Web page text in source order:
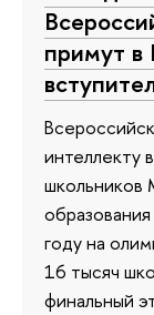
примут
интеллекту
школьников
году на
16 тысяч
финальный